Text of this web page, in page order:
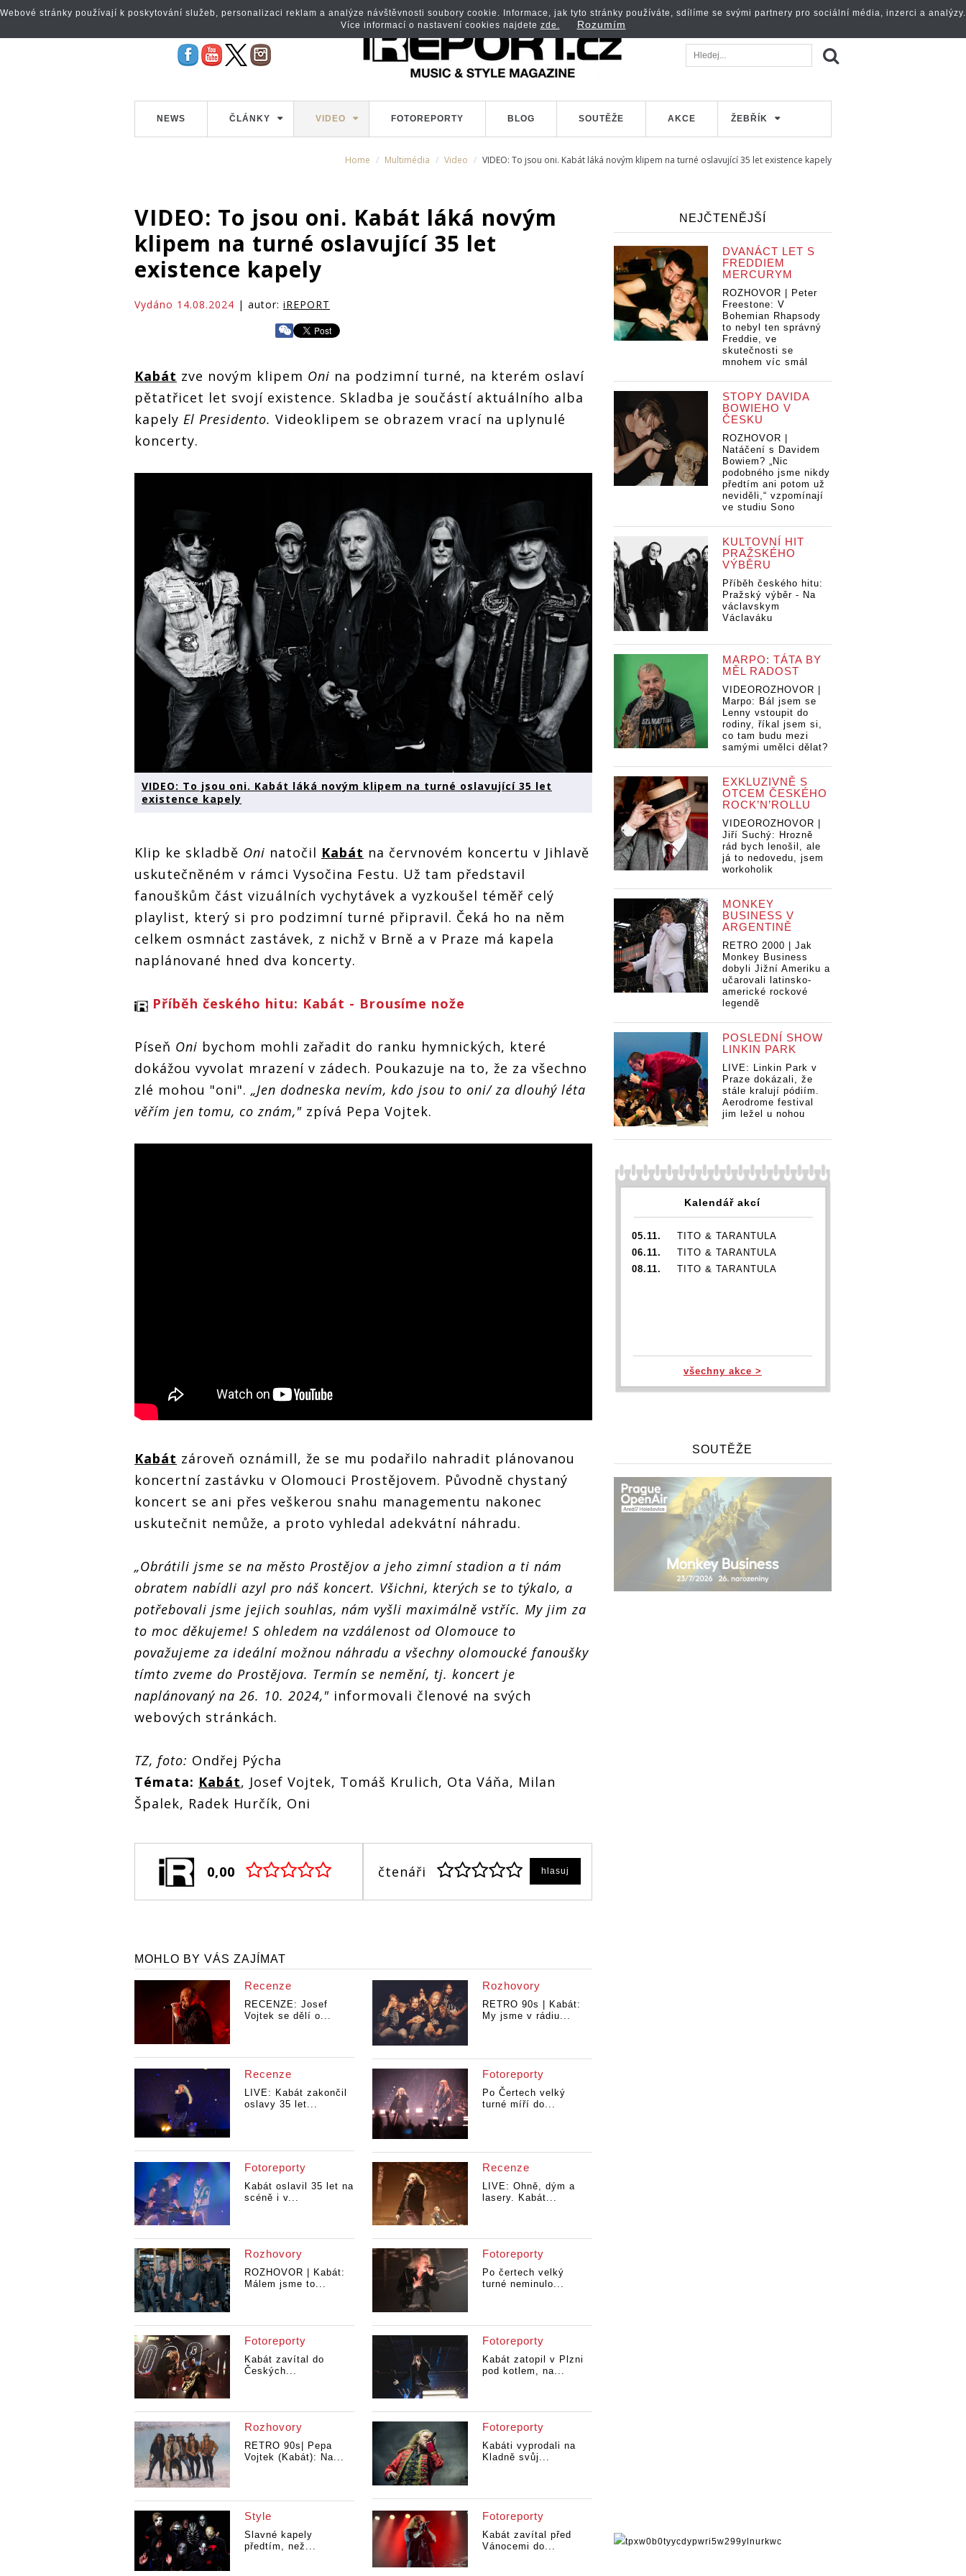
NEWS ČLÁNKY VIDEO FOTOREPORTY BLOG SOUTĚŽE AKCE ŽEBŘÍK
Home Multimédia Video VIDEO: To jsou oni. Kabát láká novým klipem na turné oslavující 35 let existence kapely
VIDEO: To jsou oni. Kabát láká novým
klipem na turné oslavující 35 let
existence kapely
Vydáno 14.08.2024 | autor: iREPORT
Kabát zve novým klipem Oni na podzimní turné, na kterém oslaví
pětatřicet let svojí existence. Skladba je součástí aktuálního alba
kapely El Presidento. Videoklipem se obrazem vrací na uplynulé
koncerty.
VIDEO: To jsou oni. Kabát láká novým klipem na turné oslavující 35 let
existence kapely
Klip ke skladbě Oni natočil Kabát na červnovém koncertu v Jihlavě
uskutečněném v rámci Vysočina Festu. Už tam představil
fanouškům část vizuálních vychytávek a vyzkoušel téměř celý
playlist, který si pro podzimní turné připravil. Čeká ho na něm
celkem osmnáct zastávek, z nichž v Brně a v Praze má kapela
naplánované hned dva koncerty.
Příběh českého hitu: Kabát - Brousíme nože
Píseň Oni bychom mohli zařadit do ranku hymnických, které
dokážou vyvolat mrazení v zádech. Poukazuje na to, že za všechno
zlé mohou "oni". „Jen dodneska nevím, kdo jsou to oni/ za dlouhý léta
věřím jen tomu, co znám," zpívá Pepa Vojtek.
Kabát zároveň oznámill, že se mu podařilo nahradit plánovanou
koncertní zastávku v Olomouci Prostějovem. Původně chystaný
koncert se ani přes veškerou snahu managementu nakonec
uskutečnit nemůže, a proto vyhledal adekvátní náhradu.
„Obrátili jsme se na město Prostějov a jeho zimní stadion a ti nám
obratem nabídli azyl pro náš koncert. Všichni, kterých se to týkalo, a
potřebovali jsme jejich souhlas, nám vyšli maximálně vstříc. My jim za
to moc děkujeme! S ohledem na vzdálenost od Olomouce to
považujeme za ideální možnou náhradu a všechny olomoucké fanoušky
tímto zveme do Prostějova. Termín se nemění, tj. koncert je
naplánovaný na 26. 10. 2024," informovali členové na svých
webových stránkách.
TZ, foto: Ondřej Pýcha
Témata: Kabát, Josef Vojtek, Tomáš Krulich, Ota Váňa, Milan
Špalek, Radek Hurčík, Oni
0,00 čtenáři hlasuj
MOHLO BY VÁS ZAJÍMAT
Recenze
RECENZE: Josef
Vojtek se dělí o...
Rozhovory
RETRO 90s | Kabát:
My jsme v rádiu...
Recenze
LIVE: Kabát zakončil
oslavy 35 let...
Fotoreporty
Po Čertech velký
turné míří do...
Fotoreporty
Kabát oslavil 35 let na
scéně i v...
Recenze
LIVE: Ohně, dým a
lasery. Kabát...
Rozhovory
ROZHOVOR | Kabát:
Málem jsme to...
Fotoreporty
Po čertech velký
turné neminulo...
Fotoreporty
Kabát zavítal do
Českých...
Fotoreporty
Kabát zatopil v Plzni
pod kotlem, na...
Rozhovory
RETRO 90s| Pepa
Vojtek (Kabát): Na...
Fotoreporty
Kabáti vyprodali na
Kladně svůj...
Style
Slavné kapely
předtím, než...
Fotoreporty
Kabát zavítal před
Vánocemi do...
NEJČTENĚJŠÍ
DVANÁCT LET S
FREDDIEM
MERCURYM
ROZHOVOR | Peter
Freestone: V
Bohemian Rhapsody
to nebyl ten správný
Freddie, ve
skutečnosti se
mnohem víc smál
STOPY DAVIDA
BOWIEHO V
ČESKU
ROZHOVOR |
Natáčení s Davidem
Bowiem? „Nic
podobného jsme nikdy
předtím ani potom už
neviděli,“ vzpomínají
ve studiu Sono
KULTOVNÍ HIT
PRAŽSKÉHO
VÝBĚRU
Příběh českého hitu:
Pražský výběr - Na
václavskym
Václaváku
MARPO: TÁTA BY
MĚL RADOST
VIDEOROZHOVOR |
Marpo: Bál jsem se
Lenny vstoupit do
rodiny, říkal jsem si,
co tam budu mezi
samými umělci dělat?
EXKLUZIVNĚ S
OTCEM ČESKÉHO
ROCK’N’ROLLU
VIDEOROZHOVOR |
Jiří Suchý: Hrozně
rád bych lenošil, ale
já to nedovedu, jsem
workoholik
MONKEY
BUSINESS V
ARGENTINĚ
RETRO 2000 | Jak
Monkey Business
dobyli Jižní Ameriku a
učarovali latinsko-
americké rockové
legendě
POSLEDNÍ SHOW
LINKIN PARK
LIVE: Linkin Park v
Praze dokázali, že
stále kralují pódiím.
Aerodrome festival
jim ležel u nohou
Kalendář akcí
05.11.
TITO & TARANTULA
06.11.
TITO & TARANTULA
08.11.
TITO & TARANTULA
všechny akce >
SOUTĚŽE
Webové stránky používají k poskytování služeb, personalizaci reklam a analýze návštěvnosti soubory cookie. Informace, jak tyto stránky používáte, sdílíme se svými partnery pro sociální média, inzerci a analýzy.
Více informací o nastavení cookies najdete zde. Rozumím